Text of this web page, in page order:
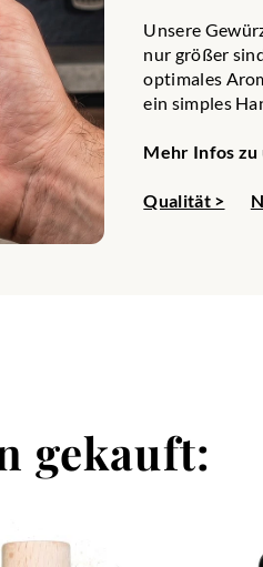
Unsere
nur größer
optimales
ein simples
Mehr Infos
Qualität >
gekauft: